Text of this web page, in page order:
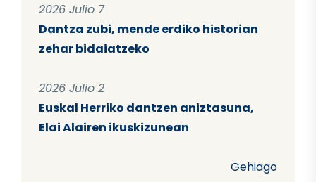
2026 Julio 7
Dantza zubi, mende erdiko historian
zehar bidaiatzeko
2026 Julio 2
Euskal Herriko dantzen aniztasuna,
Elai Alairen ikuskizunean
Gehiago